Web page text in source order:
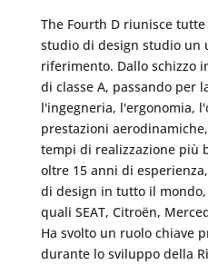
The Fourth D riunisce
studio di design studio un
riferimento. Dallo schizzo
di classe A, passando per
l'ingegneria, l'ergonomia,
prestazioni
tempi di realizzazione più
oltre 15 anni di
di design in tutto il
quali SEAT, Citroën,
Ha svolto un ruolo chiave
durante lo sviluppo della